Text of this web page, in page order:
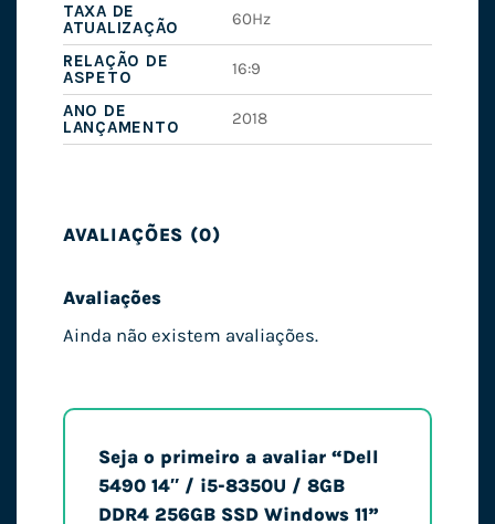
TAXA DE
ATUALIZAÇÃO
60Hz
RELAÇÃO DE
ASPETO
16:9
ANO DE
LANÇAMENTO
2018
AVALIAÇÕES (0)
Avaliações
Ainda não existem avaliações.
Seja o primeiro a avaliar “Dell
5490 14″ / i5-8350U / 8GB
DDR4 256GB SSD Windows 11”